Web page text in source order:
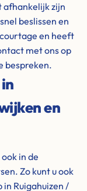
afhankelijk zijn
beslissen en
en heeft
met ons op
bespreken.
en
in de
Zo kunt u ook
Ruigahuizen /